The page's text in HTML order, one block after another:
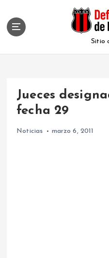
Sitio
Jueces
fecha 29
Noticias marzo 6, 2011